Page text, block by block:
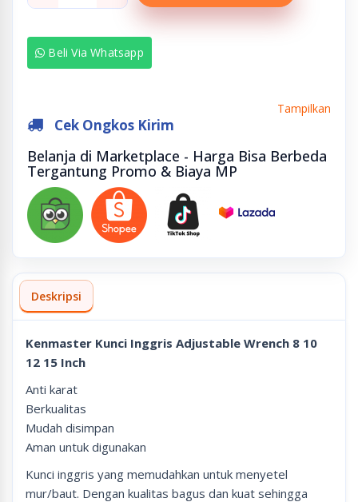
Beli Via Whatsapp
Cek Ongkos Kirim
Tampilkan
Belanja di Marketplace - Harga Bisa Berbeda
Tergantung Promo & Biaya MP
Deskripsi
Kenmaster Kunci Inggris Adjustable Wrench 8 10
12 15 Inch
Anti karat
Berkualitas
Mudah disimpan
Aman untuk digunakan
Kunci inggris yang memudahkan untuk menyetel
mur/baut. Dengan kualitas bagus dan kuat sehingga